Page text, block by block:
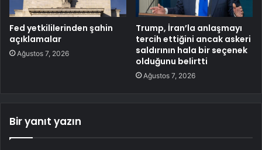
Fed yetkililerinden şahin
açıklamalar
Ağustos 7, 2026
Trump, İran’la anlaşmayı
tercih ettiğini ancak askeri
saldırının hala bir seçenek
olduğunu belirtti
Ağustos 7, 2026
Bir yanıt yazın